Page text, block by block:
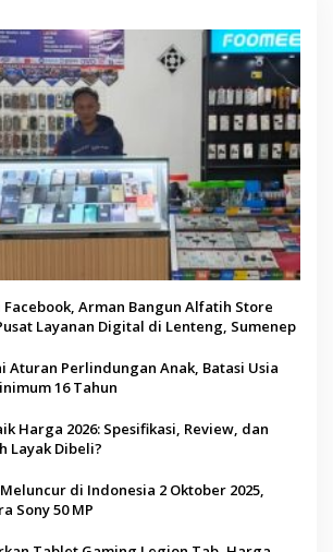
Arman Bangun Alfatih Store
Layanan Digital di Lenteng, Sumenep
Aturan Perlindungan Anak, Batasi Usia
16 Tahun
Harga 2026: Spesifikasi, Review, dan
Layak Dibeli?
di Indonesia 2 Oktober 2025,
Sony 50 MP